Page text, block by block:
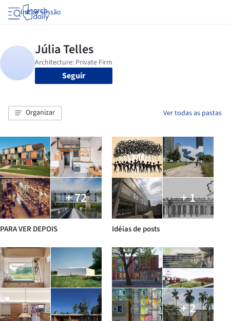
Iniciar sessão
Seguir
Organizar Ver todas as pastas
+ 72
PARA VER DEPOIS
+ 1
Idéias de posts
+ 2